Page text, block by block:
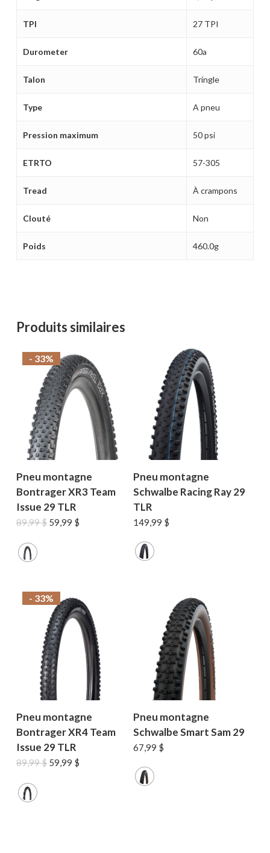
TPI 27 TPI
Durometer 60a
Talon Tringle
Type A pneu
Pression maximum 50 psi
ETRTO 57-305
Tread À crampons
Clouté Non
Poids 460.0g
Produits similaires
- 33%
Pneu montagne
Bontrager XR3 Team
Issue 29 TLR
89,99$ Le
59,99 $Le
Pneu montagne
Schwalbe Racing Ray 29
TLR
149,99 $
- 33%
Pneu montagne
Bontrager XR4 Team
Issue 29 TLR
89,99$ Le
59,99 $Le
Pneu montagne
Schwalbe Smart Sam 29
67,99 $